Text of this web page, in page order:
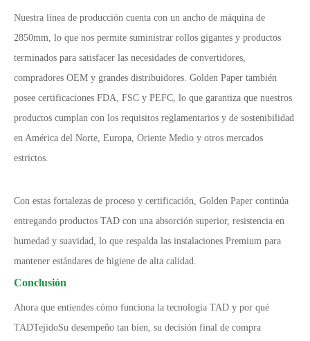
Nuestra línea de producción cuenta con un ancho de máquina de
2850mm, lo que nos permite suministrar rollos gigantes y productos
terminados para satisfacer las necesidades de convertidores,
compradores OEM y grandes distribuidores. Golden Paper también
posee certificaciones FDA, FSC y PEFC, lo que garantiza que nuestros
productos cumplan con los requisitos reglamentarios y de sostenibilidad
en América del Norte, Europa, Oriente Medio y otros mercados
estrictos.
Con estas fortalezas de proceso y certificación, Golden Paper continúa
entregando productos TAD con una absorción superior, resistencia en
humedad y suavidad, lo que respalda las instalaciones Premium para
mantener estándares de higiene de alta calidad.
Conclusión
Ahora que entiendes cómo funciona la tecnología TAD y por qué
TADTejidoSu desempeño tan bien, su decisión final de compra